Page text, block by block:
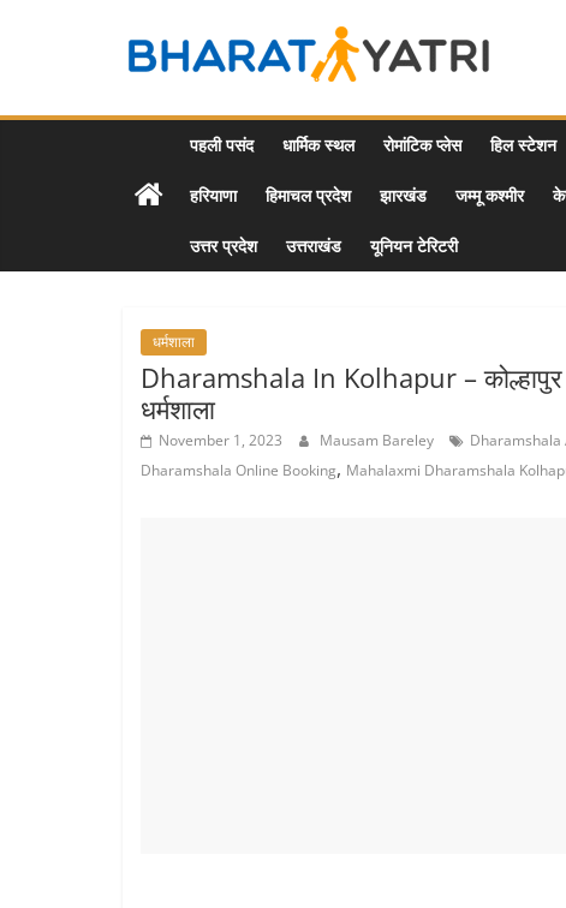
Bharat
Yatri
Tourist
Tour
Guide
Hindi
पहली पसंद धार्मिक स्थल रोमांटिक प्लेस हिल स्टेशन
हरियाणा हिमाचल प्रदेश झारखंड जम्मू कश्मीर
उत्तर प्रदेश उत्तराखंड यूनियन टेरिटरी
धर्मशाला
Dharamshala In Kolhapur – कोल्हापुर
धर्मशाला
November 1, 2023 Mausam Bareley Dharamshala
Dharamshala Online Booking, Mahalaxmi Dharamshala